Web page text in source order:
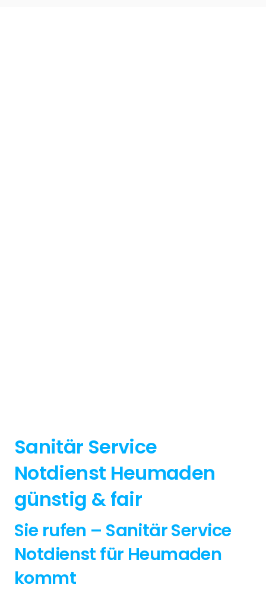
Sanitär Service
Notdienst Heumaden
günstig & fair
Sie rufen – Sanitär Service
Notdienst für Heumaden
kommt